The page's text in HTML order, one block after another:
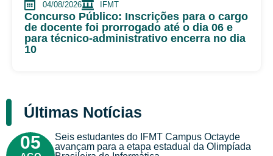
04/08/2026 IFMT
Concurso Público: Inscrições para o cargo
de docente foi prorrogado até o dia 06 e
para técnico-administrativo encerra no dia
10
Últimas Notícias
05
Seis estudantes do IFMT Campus Octayde
avançam para a etapa estadual da Olimpíada